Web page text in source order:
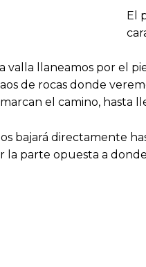
El
valla llaneamos por el
de rocas donde
marcan el camino, hasta
bajará directamente
la parte opuesta a donde